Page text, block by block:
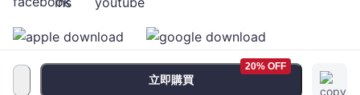
立即購買
20% OFF